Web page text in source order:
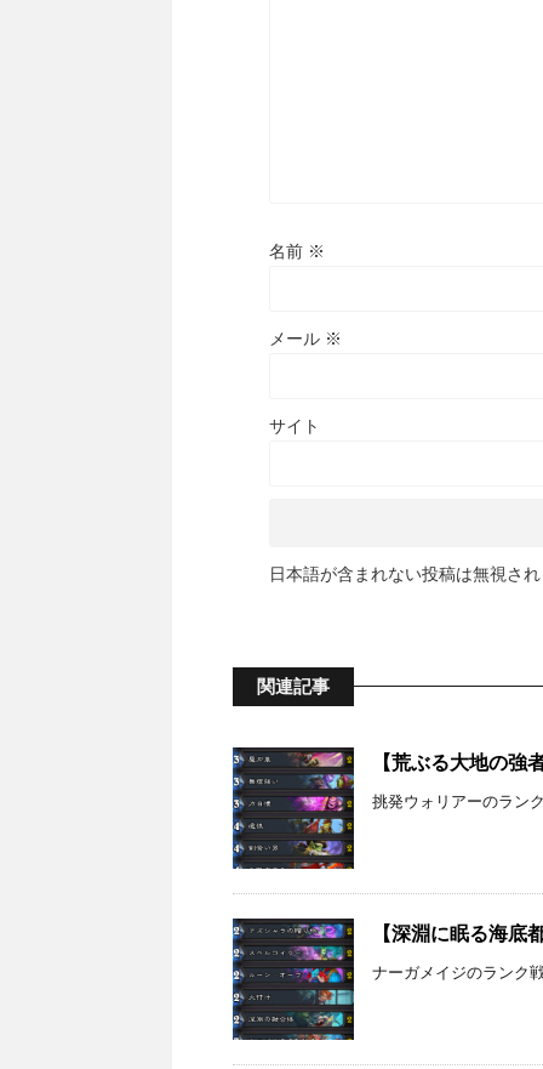
名前 ※
メール ※
サイト
日本語が含まれない投稿は無視さ
関連記事
【荒ぶる大地の強
挑発ウォリアーのラン
【深淵に眠る海底
ナーガメイジのランク